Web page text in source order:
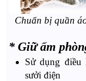
Chuẩn bị quần
* Giữ ấm
Sử dụng điều
sưởi điện